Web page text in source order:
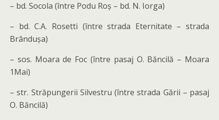
– bd. Socola (între Podu Roș – bd. N. Iorga)
– bd. C.A. Rosetti (între strada Eternitate – strada
Brândușa)
– sos. Moara de Foc (între pasaj O. Băncilă – Moara
1Mai)
– str. Străpungerii Silvestru (între strada Gării – pasaj
O. Băncilă)